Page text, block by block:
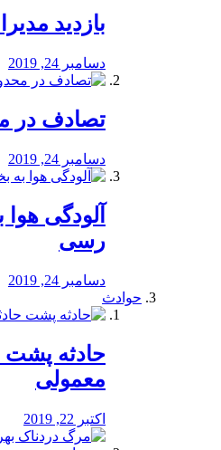
بازدید
دسامبر 24, 2019
تصادف در
دسامبر 24, 2019
آلودگی
رسی
دسامبر 24, 2019
حوادث
️حادثه پشت
معمولی
اکتبر 22, 2019